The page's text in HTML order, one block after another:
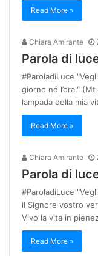
Read More »
Chiara Amirante
Parola di
#ParoladiLuce
giorno né l’ora."
lampada della mia
Read More »
Chiara Amirante
Parola di
#ParoladiLuce
il Signore vostro
Vivo la vita in
Read More »